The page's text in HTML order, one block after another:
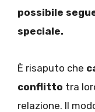
possibile
speciale.
È risaputo che
conflitto tra
relazione. Il